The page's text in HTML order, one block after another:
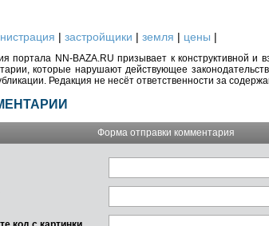
| застройщики | земля | цены |
портала NN-BAZA.RU призывает к конструктивной
которые нарушают действующее
Редакция не несёт ответственности за
Форма отправки комментария